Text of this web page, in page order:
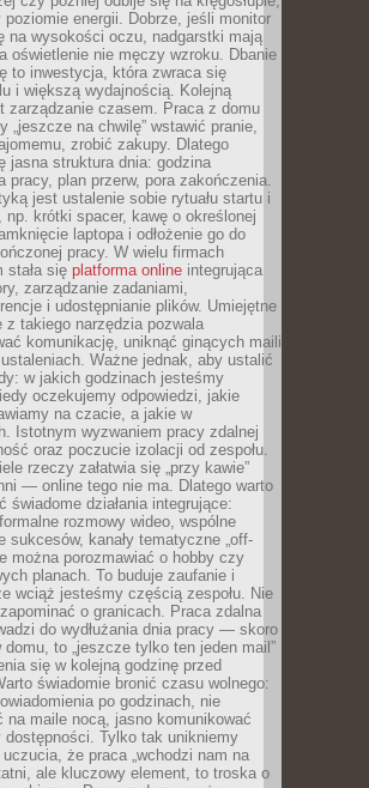
energii. Dobrze, jeśli monitor
na wysokości oczu, nadgarstki mają
oświetlenie nie męczy wzroku. Dbanie
to inwestycja, która zwraca się
i większą wydajnością. Kolejną
zarządzanie czasem. Praca z domu
„jeszcze na chwilę” wstawić pranie,
zrobić zakupy. Dlatego
jasna struktura dnia: godzina
pracy, plan przerw, pora zakończenia.
jest ustalenie sobie rytuału startu i
np. krótki spacer, kawę o określonej
laptopa i odłożenie go do
pracy. W wielu firmach
stała się platforma online integrująca
zarządzanie zadaniami,
i udostępnianie plików. Umiejętne
z takiego narzędzia pozwala
komunikację, uniknąć ginących maili
Ważne jednak, aby ustalić
w jakich godzinach jesteśmy
oczekujemy odpowiedzi, jakie
na czacie, a jakie w
Istotnym wyzwaniem pracy zdalnej
oraz poczucie izolacji od zespołu.
rzeczy załatwia się „przy kawie”
— online tego nie ma. Dlatego warto
świadome działania integrujące:
rozmowy wideo, wspólne
sukcesów, kanały tematyczne „off-
można porozmawiać o hobby czy
planach. To buduje zaufanie i
wciąż jesteśmy częścią zespołu. Nie
o granicach. Praca zdalna
do wydłużania dnia pracy — skoro
domu, to „jeszcze tylko ten jeden mail”
się w kolejną godzinę przed
świadomie bronić czasu wolnego:
po godzinach, nie
na maile nocą, jasno komunikować
dostępności. Tylko tak unikniemy
że praca „wchodzi nam na
ale kluczowy element, to troska o